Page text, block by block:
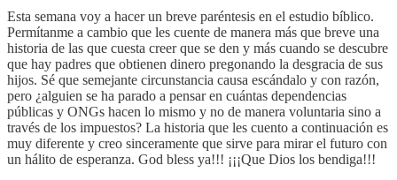
Esta semana voy a hacer un breve paréntesis en el estudio bíblico.
Permítanme a cambio que les cuente de manera más que breve una
historia de las que cuesta creer que se den y más cuando se descubre
que hay padres que obtienen dinero pregonando la desgracia de sus
hijos. Sé que semejante circunstancia causa escándalo y con razón,
pero ¿alguien se ha parado a pensar en cuántas dependencias
públicas y ONGs hacen lo mismo y no de manera voluntaria sino a
través de los impuestos? La historia que les cuento a continuación es
muy diferente y creo sinceramente que sirve para mirar el futuro con
un hálito de esperanza. God bless ya!!! ¡¡¡Que Dios los bendiga!!!